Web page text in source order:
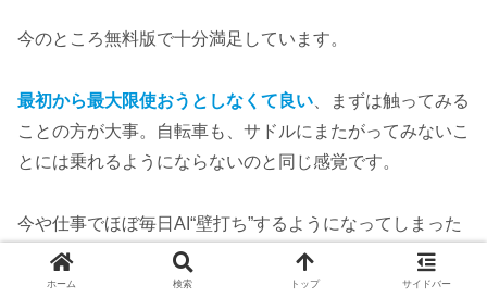
今のところ無料版で十分満足しています。
最初から最大限使おうとしなくて良い 、まずは触ってみる
ことの方が大事。自転車も、サドルにまたがってみないこ
とには乗れるようにならないのと同じ感覚です。
今や仕事でほぼ毎日AI“壁打ち”するようになってしまった
ので、過度に使いすぎないようにだけブレーキはかけたい
ですね。
ホーム 検索 トップ サイドバー